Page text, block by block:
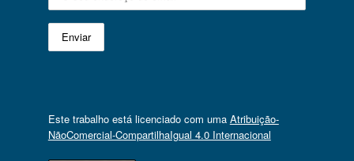
Este trabalho está licenciado com uma Atribuição-
NãoComercial-CompartilhaIgual 4.0 Internacional